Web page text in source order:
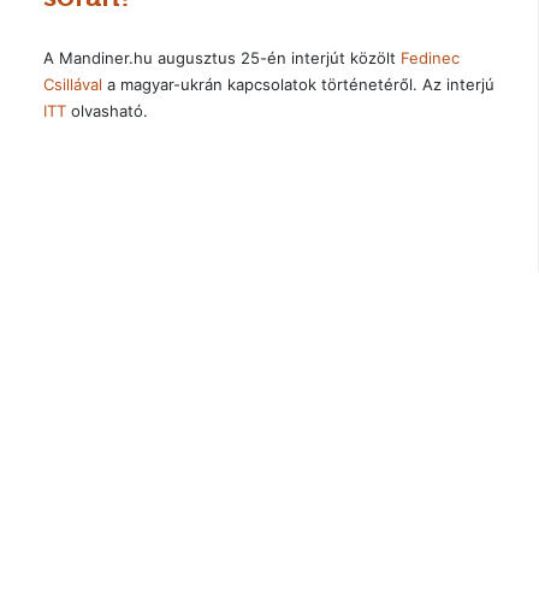
A Mandiner.hu augusztus 25-én interjút közölt Fedinec
Csillával a magyar-ukrán kapcsolatok történetéről. Az interjú
ITTolvasható.